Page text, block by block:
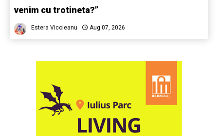
venim cu trotineta?”
Estera Vicoleanu Aug 07, 2026